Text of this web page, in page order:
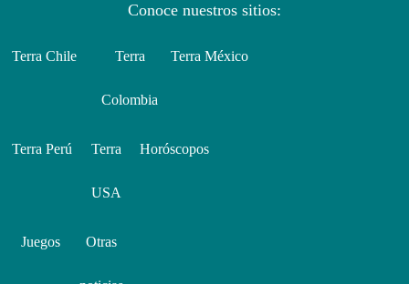
Conoce nuestros sitios:
Terra Chile Terra
Colombia
Terra México
Terra Perú Terra
USA
Horóscopos
Juegos Otras